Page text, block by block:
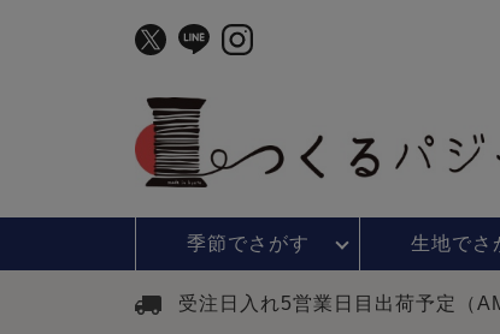
季節でさがす 生地でさ
受注日入れ5営業日目出荷予定（